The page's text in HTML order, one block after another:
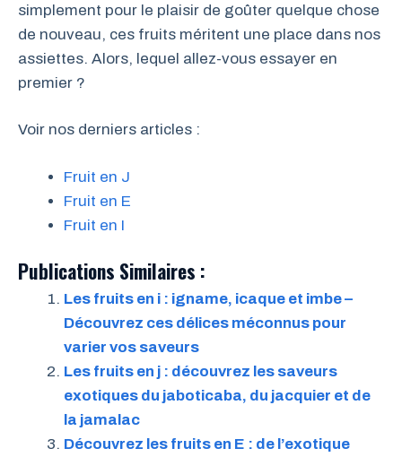
simplement pour le plaisir de goûter quelque chose
de nouveau, ces fruits méritent une place dans nos
assiettes. Alors, lequel allez-vous essayer en
premier ?
Voir nos derniers articles :
Fruit en J
Fruit en E
Fruit en I
Publications Similaires :
Les fruits en i : igname, icaque et imbe –
Découvrez ces délices méconnus pour
varier vos saveurs
Les fruits en j : découvrez les saveurs
exotiques du jaboticaba, du jacquier et de
la jamalac
Découvrez les fruits en E : de l’exotique